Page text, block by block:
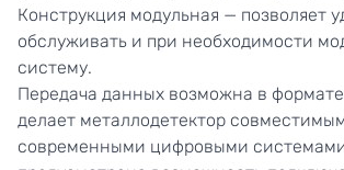
Конструкция модульная — позволяет
обслуживать и при необходимости
систему.
Передача данных возможна в формате
делает металлодетектор
современными цифровыми